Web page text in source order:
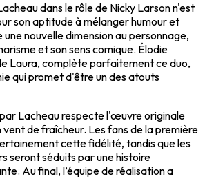
dans le rôle de Nicky Larson n'est
son aptitude à mélanger humour et
nouvelle dimension au personnage,
et son sens comique. Élodie
Laura, complète parfaitement ce duo,
qui promet d'être un des atouts
Lacheau respecte l'œuvre originale
de fraîcheur. Les fans de la première
cette fidélité, tandis que les
seront séduits par une histoire
Au final, l’équipe de réalisation a